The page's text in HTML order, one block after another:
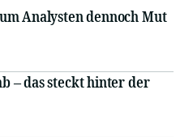
Analysten dennoch Mut
– das steckt hinter der